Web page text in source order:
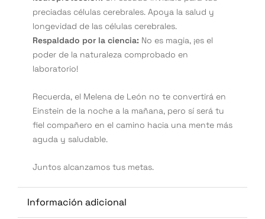
preciadas células cerebrales. Apoya la salud y
longevidad de las células cerebrales.
Respaldado por la ciencia: No es magia, ¡es el
poder de la naturaleza comprobado en
laboratorio!
Recuerda, el Melena de León no te convertirá en
Einstein de la noche a la mañana, pero sí será tu
fiel compañero en el camino hacia una mente más
aguda y saludable.
Juntos alcanzamos tus metas.
Información adicional